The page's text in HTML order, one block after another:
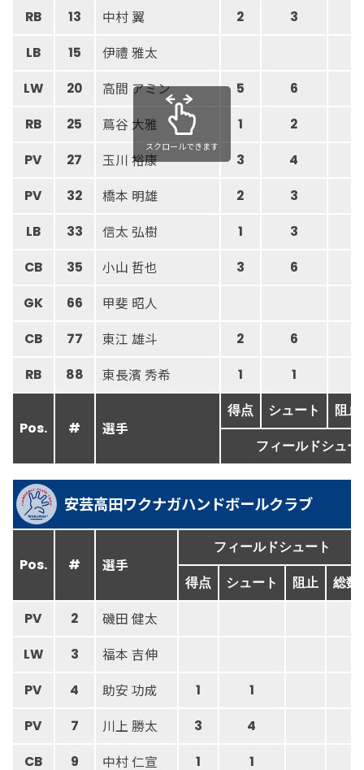
RB 13 中村 翼 2 3
LB 15 伊禮 雅太
LW 20 高間 アミン 5 6
RB 25 蔦谷 大雅 1 2
PV 27 玉川 裕康 3 4
PV 32 橋本 明雄 2 3
LB 33 信太 弘樹 1 3
CB 35 小山 哲也 3 6
GK 66 甲斐 昭人
CB 77 東江 雄斗 2 6
RB 88 東長濱 秀希 1 1
Pos. # 選手
得点 シュート 阻止
フィールドシュー
スクロールできます
安芸高田ワクナガハンドボールクラブ
Pos. # 選手
フィールドシュート
得点 シュート 阻止 総数
PV 2 磯田 健太
LW 3 福本 吉伸
PV 4 助安 功成 1 1
PV 7 川上 勝太 3 4
CB 9 中村 仁宣 1 1